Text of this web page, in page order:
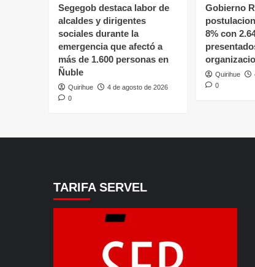
Segegob destaca labor de
alcaldes y dirigentes
sociales durante la
emergencia que afectó a
más de 1.600 personas en
Ñuble
Quirihue
4 de agosto de 2026
0
Gobierno
8% con
Quirihue
0
TARIFA SERVEL